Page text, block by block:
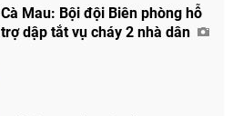
Cà Mau: Bội đội Biên phòng hỗ
trợ dập tắt vụ cháy 2 nhà dân